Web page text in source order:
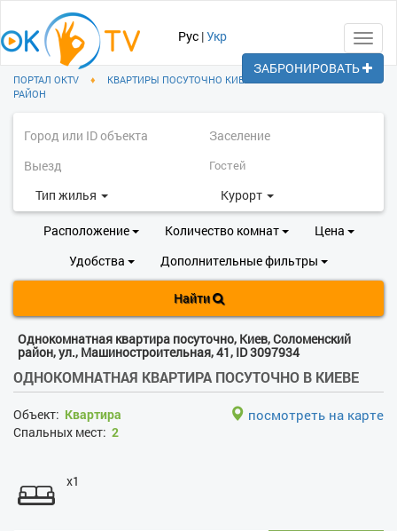
Рус |Укр
ПОРТАЛ OKTV ♦ КВАРТИРЫ ПОСУТОЧНО КИЕВ
РАЙОН
Тип жилья Курорт
Расположение Количество комнат
Цена
Удобства
Дополнительные фильтры
Найти
Однокомнатная квартира посуточно, Киев, Соломенский
район, ул., Машиностроительная, 41, ID 3097934
ОДНОКОМНАТНАЯ КВАРТИРА ПОСУТОЧНО В КИЕВЕ
Объект: Квартира
Спальных мест: 2
посмотреть на карте
x1
ЗАБРОНИРОВАТЬ